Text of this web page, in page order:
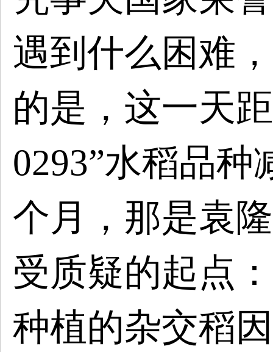
遇到什么困难
的是，这一天
0293”水稻品
个月，那是袁
受质疑的起点
种植的杂交稻